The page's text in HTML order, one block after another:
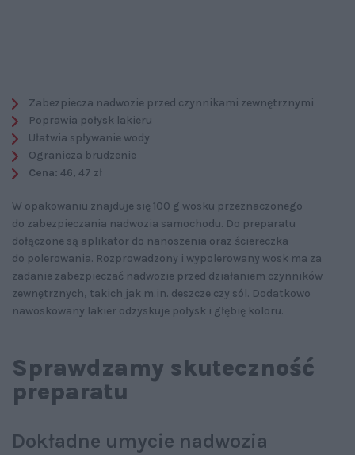
Zabezpiecza nadwozie przed czynnikami zewnętrznymi
Poprawia połysk lakieru
Ułatwia spływanie wody
Ogranicza brudzenie
Cena: 46, 47 zł
W opakowaniu znajduje się 100 g wosku przeznaczonego
do zabezpieczania nadwozia samochodu. Do preparatu
dołączone są aplikator do nanoszenia oraz ściereczka
do polerowania. Rozprowadzony i wypolerowany wosk ma za
zadanie zabezpieczać nadwozie przed działaniem czynników
zewnętrznych, takich jak m.in. deszcze czy sól. Dodatkowo
nawoskowany lakier odzyskuje połysk i głębię koloru.
Sprawdzamy skuteczność
preparatu
Dokładne umycie nadwozia